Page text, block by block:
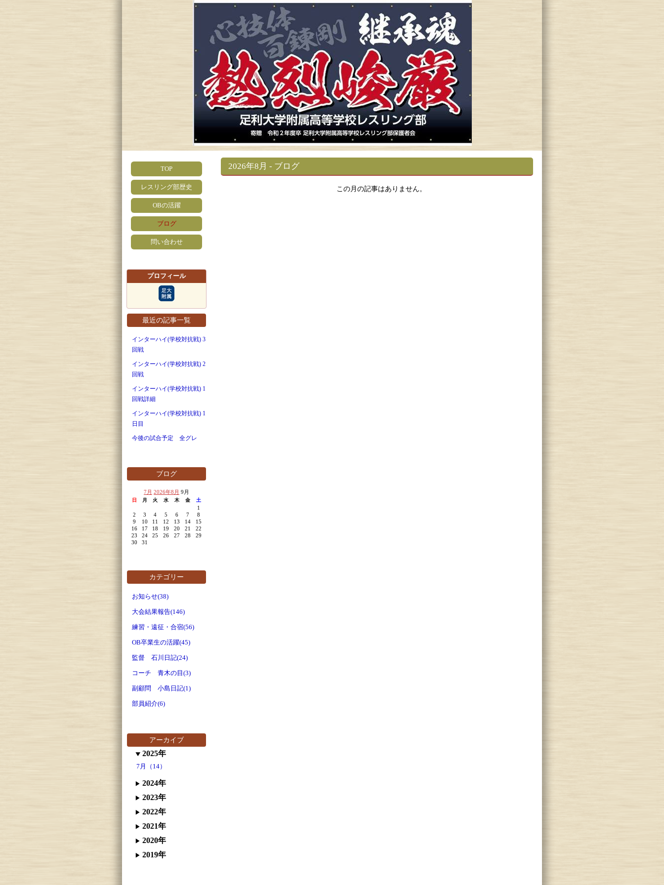
2026年8月 - ブログ
この月の記事はありません。
TOP
レスリング部歴史
OBの活躍
ブログ
問い合わせ
プロフィール
最近の記事一覧
インターハイ(学校対抗戦) 3
回戦
インターハイ(学校対抗戦) 2
回戦
インターハイ(学校対抗戦) 1
回戦詳細
インターハイ(学校対抗戦) 1
日目
今後の試合予定 全グレ
ブログ
7月 2026年8月 9月
日 月 火 水 木 金 土
1
2
3 4 5 6 7
8
9
10 11 12 13 14
15
16
17 18 19 20 21
22
23
24 25 26 27 28
29
30
31
カテゴリー
お知らせ(38)
大会結果報告(146)
練習・遠征・合宿(56)
OB卒業生の活躍(45)
監督 石川日記(24)
コーチ 青木の目(3)
副顧問 小島日記(1)
部員紹介(6)
アーカイブ
2025年
7月（14）
2024年
2023年
2022年
2021年
2020年
2019年